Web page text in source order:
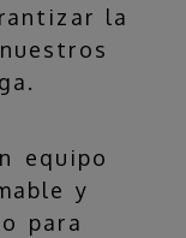
la
equipo
y
para